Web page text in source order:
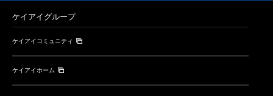
ケイアイグループ
ケイアイコミュニティ
ケイアイホーム